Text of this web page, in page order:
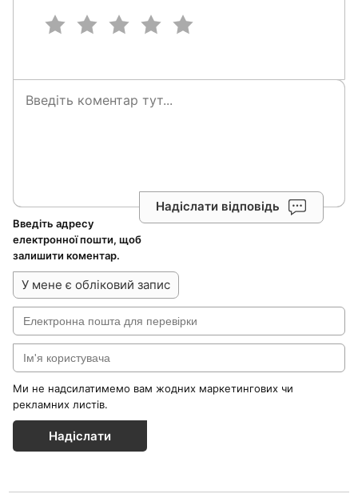
Надіслати відповідь
Введіть адресу
електронної пошти, щоб
залишити коментар.
У мене є обліковий запис
Ми не надсилатимемо вам жодних маркетингових чи
рекламних листів.
Надіслати